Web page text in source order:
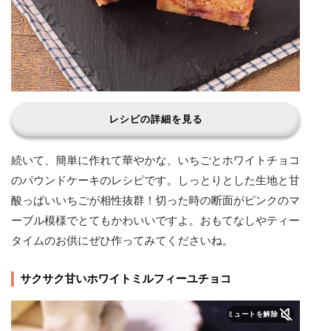
レシピの詳細を見る
続いて、簡単に作れて華やかな、いちごとホワイトチョコ
のパウンドケーキのレシピです。しっとりとした生地と甘
酸っぱいいちごが相性抜群！切った時の断面がピンクのマ
ーブル模様でとてもかわいいですよ。おもてなしやティー
タイムのお供にぜひ作ってみてくださいね。
サクサク甘いホワイトミルフィーユチョコ
ミュートを解除